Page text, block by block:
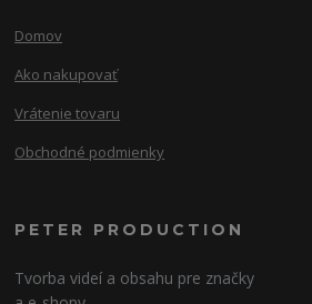
Domov
Ako nakupovať
Vrátenie tovaru
Obchodné podmienky
PETER PRODUCTION
Tvorba videí a obsahu pre značky